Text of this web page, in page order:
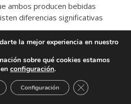
ambos producen bebidas
diferencias significativas
la mejor experiencia en nuestro
sobre qué cookies estamos
configuración.
Configuración Cerrar el
de envío gratis en todos los
superiores a €40!